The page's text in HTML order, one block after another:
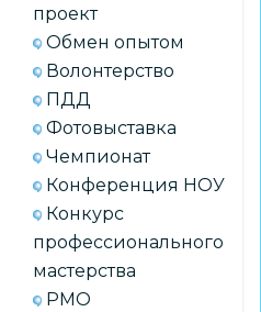
проект
Обмен опытом
Волонтерство
ПДД
Фотовыставка
Чемпионат
Конференция НОУ
Конкурс
профессионального
мастерства
РМО